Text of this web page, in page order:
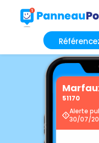
51170
Alerte
30/07/